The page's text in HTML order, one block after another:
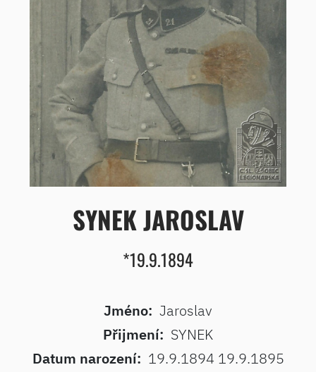
SYNEK JAROSLAV
*19.9.1894
Jméno: Jaroslav
Přijmení: SYNEK
Datum narození: 19.9.1894 19.9.1895